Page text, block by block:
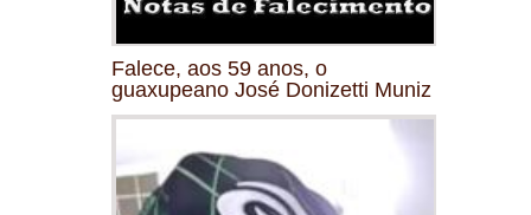
Falece, aos 59 anos, o
guaxupeano José Donizetti Muniz